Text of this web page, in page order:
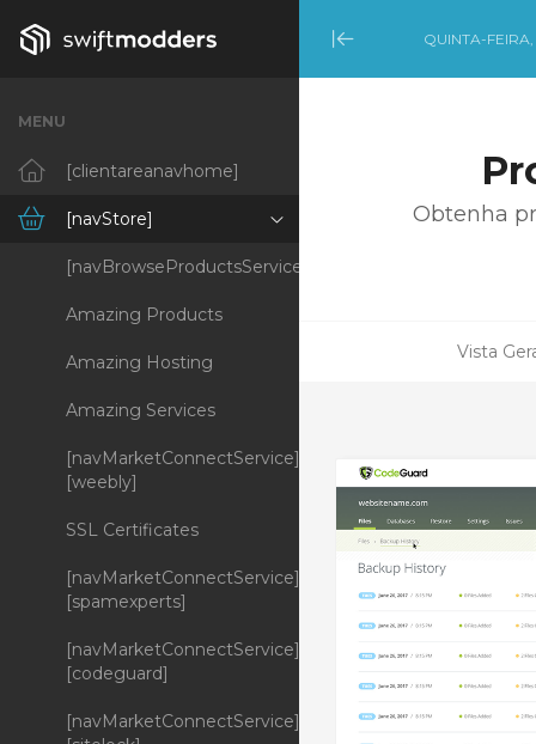
Minimize Menu
QUINTA-
MENU
[clientareanavhome]
[navStore]
[navBrowseProductsServices]
Amazing Products
Amazing Hosting
Amazing Services
[navMarketConnectService]
[weebly]
SSL Certificates
[navMarketConnectService]
[spamexperts]
[navMarketConnectService]
[codeguard]
[navMarketConnectService]
Obtenha
Vista